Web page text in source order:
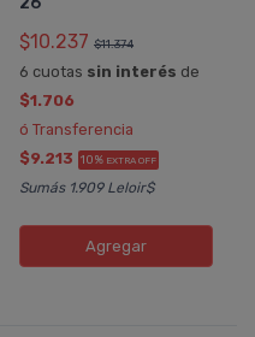
$10.237 $11.374
6 cuotas sin interés de
$1.706
ó Transferencia
$9.213 10% EXTRA OFF
Sumás 1.909 Leloir$
Agregar